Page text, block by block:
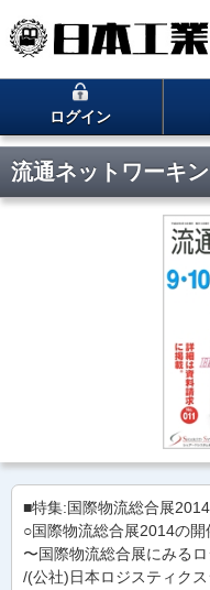
ログイン
■特集:国際物流総合展
○国際物流総合展2014の開
〜国際物流総合展にみる
/(公社)日本ロジスティク